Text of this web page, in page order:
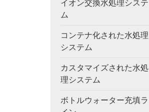
イオン交換水処理システ
ム
コンテナ化された水処理
システム
カスタマイズされた水処
理システム
ボトルウォーター充填ラ